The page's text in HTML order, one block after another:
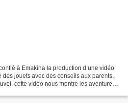
à Emakina la production d’une vidéo
jouets avec des conseils aux parents.
cette vidéo nous montre les aventures